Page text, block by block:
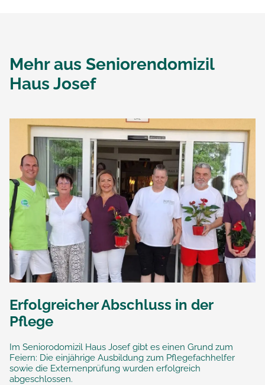
Mehr aus Seniorendomizil
Haus Josef
Erfolgreicher Abschluss in der
Pflege
Im Seniorodomizil Haus Josef gibt es einen Grund zum
Feiern: Die einjährige Ausbildung zum Pflegefachhelfer
sowie die Externenprüfung wurden erfolgreich
abgeschlossen.